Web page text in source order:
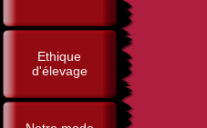
Ethique
d'élevage